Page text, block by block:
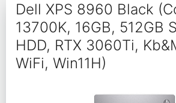
Dell XPS 8960 Black
13700K, 16GB, 512GB
HDD, RTX 3060Ti,
WiFi, Win11H)